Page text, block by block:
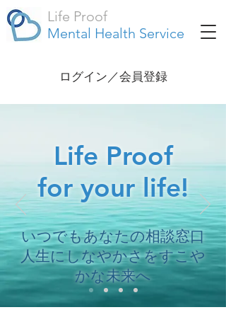
Life Proof
Mental Health Service
ログイン／会員登録
Life Proof
for your life!
いつでもあなたの相談窓口
人生にしなやかさをすこや
かな未来へ